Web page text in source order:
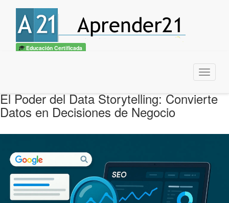
Educación Certificada
Menu
El Poder del Data Storytelling: Convierte
Datos en Decisiones de Negocio